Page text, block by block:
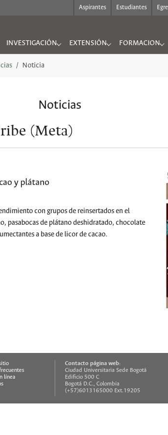
Aspirantes Estudiantes
INVESTIGACIÓN
Submenu for "INVESTIGACIÓN"
EXTENSIÓN
Submenu for "EXTENSIÓN"
FORMACION
Submenu for
Noticia
Noticias
(Meta)
y plátano
con grupos de reinsertados en el
pasabocas de plátano deshidratado, chocolate
a base de licor de cacao.
línea
Contacto página web:
Ciudad Universitaria Sede Bogotá
Edificio 500 C
Bogotá D.C., Colombia
(+57)6013165000 Ext.19205